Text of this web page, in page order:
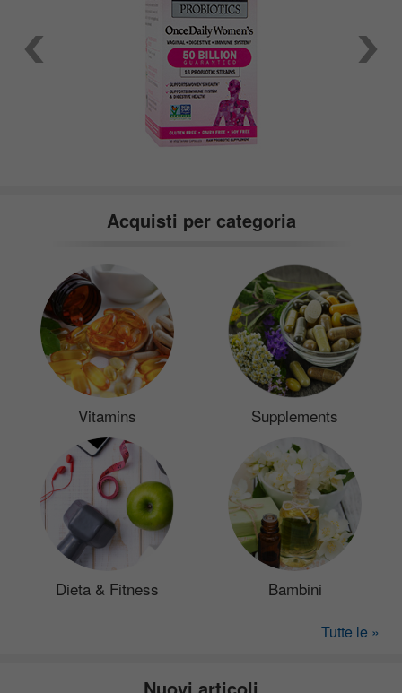
Acquisti per categoria
Vitamins Supplements
Dieta & Fitness Bambini
Tutte le »